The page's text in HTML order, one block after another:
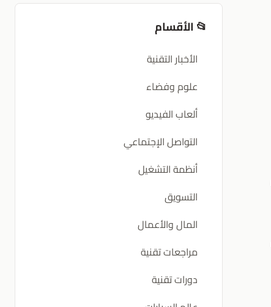
📂 الأقسام
الأخبار التقنية
علوم وفضاء
ألعاب الفيديو
التواصل الإجتماعي
أنظمة التشغيل
التسويق
المال والأعمال
مراجعات تقنية
دورات تقنية